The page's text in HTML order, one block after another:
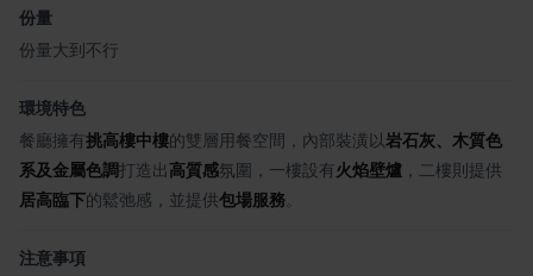
份量
份量大到不行
環境特色
餐廳擁有挑高樓中樓的雙層用餐空間，內部裝潢以岩石灰、木質色
系及金屬色調打造出高質感氛圍，一樓設有 火焰壁爐 ，二樓則提供
居高臨下的鬆弛感，並提供包場服務
注意事項